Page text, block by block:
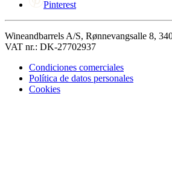
Pinterest
Wineandbarrels A/S, Rønnevangsalle 8,
VAT nr.: DK-27702937
Condiciones comerciales
Política de datos personales
Cookies